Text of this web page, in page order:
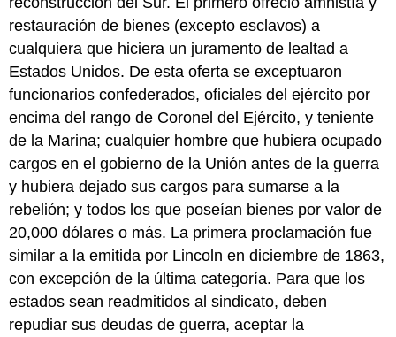
restauración de bienes (excepto esclavos) a
cualquiera que hiciera un juramento de lealtad a
Estados Unidos. De esta oferta se exceptuaron
funcionarios confederados, oficiales del ejército por
encima del rango de Coronel del Ejército, y teniente
de la Marina; cualquier hombre que hubiera ocupado
cargos en el gobierno de la Unión antes de la guerra
y hubiera dejado sus cargos para sumarse a la
rebelión; y todos los que poseían bienes por valor de
20,000 dólares o más. La primera proclamación fue
similar a la emitida por Lincoln en diciembre de 1863,
con excepción de la última categoría. Para que los
estados sean readmitidos al sindicato, deben
repudiar sus deudas de guerra, aceptar la